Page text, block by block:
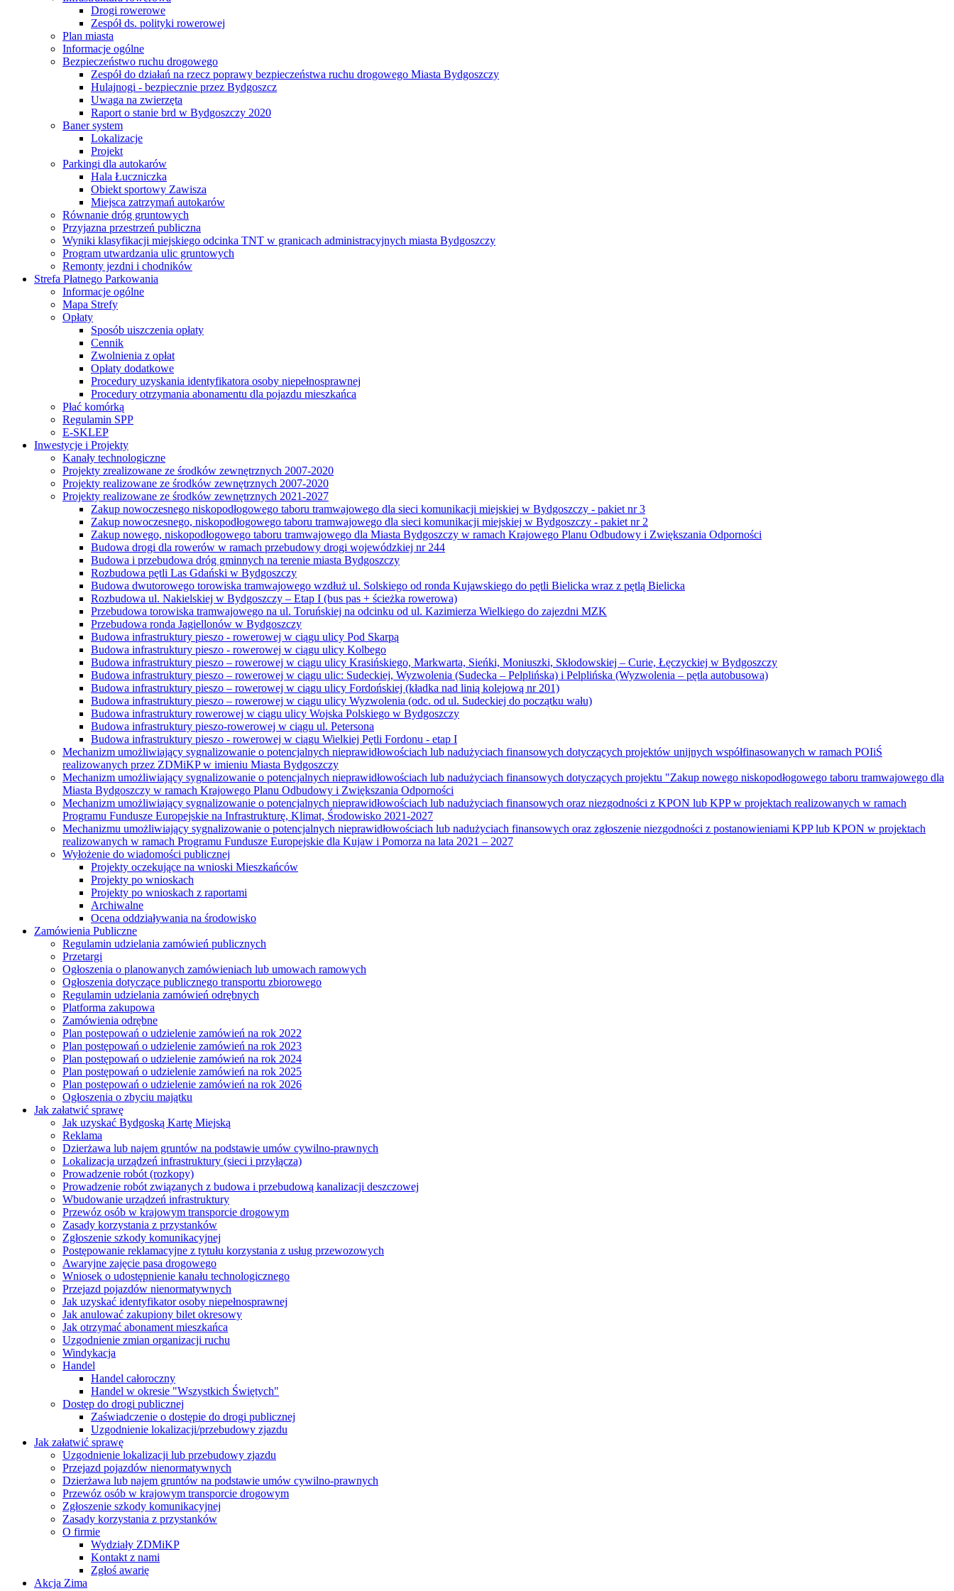
Drogi rowerowe
Zespół ds. polityki rowerowej
Plan miasta
Informacje ogólne
Bezpieczeństwo ruchu drogowego
Zespół do działań na rzecz poprawy bezpieczeństwa ruchu drogowego Miasta Bydgoszczy
Hulajnogi - bezpiecznie przez Bydgoszcz
Uwaga na zwierzęta
Raport o stanie brd w Bydgoszczy 2020
Baner system
Lokalizacje
Projekt
Parkingi dla autokarów
Hala Łuczniczka
Obiekt sportowy Zawisza
Miejsca zatrzymań autokarów
Równanie dróg gruntowych
Przyjazna przestrzeń publiczna
Wyniki klasyfikacji miejskiego odcinka TNT w granicach administracyjnych miasta Bydgoszczy
Program utwardzania ulic gruntowych
Remonty jezdni i chodników
Strefa Płatnego Parkowania
Informacje ogólne
Mapa Strefy
Opłaty
Sposób uiszczenia opłaty
Cennik
Zwolnienia z opłat
Opłaty dodatkowe
Procedury uzyskania identyfikatora osoby niepełnosprawnej
Procedury otrzymania abonamentu dla pojazdu mieszkańca
Płać komórką
Regulamin SPP
E-SKLEP
Inwestycje i Projekty
Kanały technologiczne
Projekty zrealizowane ze środków zewnętrznych 2007-2020
Projekty realizowane ze środków zewnętrznych 2007-2020
Projekty realizowane ze środków zewnętrznych 2021-2027
Zakup nowoczesnego niskopodłogowego taboru tramwajowego dla sieci komunikacji miejskiej w Bydgoszczy - pakiet nr 3
Zakup nowoczesnego, niskopodłogowego taboru tramwajowego dla sieci komunikacji miejskiej w Bydgoszczy - pakiet nr 2
Zakup nowego, niskopodłogowego taboru tramwajowego dla Miasta Bydgoszczy w ramach Krajowego Planu Odbudowy i Zwiększania Odporności
Budowa drogi dla rowerów w ramach przebudowy drogi wojewódzkiej nr 244
Budowa i przebudowa dróg gminnych na terenie miasta Bydgoszczy
Rozbudowa pętli Las Gdański w Bydgoszczy
Budowa dwutorowego torowiska tramwajowego wzdłuż ul. Solskiego od ronda Kujawskiego do pętli Bielicka wraz z pętlą Bielicka
Rozbudowa ul. Nakielskiej w Bydgoszczy – Etap I (bus pas + ścieżka rowerowa)
Przebudowa torowiska tramwajowego na ul. Toruńskiej na odcinku od ul. Kazimierza Wielkiego do zajezdni MZK
Przebudowa ronda Jagiellonów w Bydgoszczy
Budowa infrastruktury pieszo - rowerowej w ciągu ulicy Pod Skarpą
Budowa infrastruktury pieszo - rowerowej w ciągu ulicy Kolbego
Budowa infrastruktury pieszo – rowerowej w ciągu ulicy Krasińskiego, Markwarta, Sieńki, Moniuszki, Skłodowskiej – Curie, Łęczyckiej w Bydgoszczy
Budowa infrastruktury pieszo – rowerowej w ciągu ulic: Sudeckiej, Wyzwolenia (Sudecka – Pelplińska) i Pelplińska (Wyzwolenia – pętla autobusowa)
Budowa infrastruktury pieszo – rowerowej w ciągu ulicy Fordońskiej (kładka nad linią kolejową nr 201)
Budowa infrastruktury pieszo – rowerowej w ciągu ulicy Wyzwolenia (odc. od ul. Sudeckiej do początku wału)
Budowa infrastruktury rowerowej w ciągu ulicy Wojska Polskiego w Bydgoszczy
Budowa infrastruktury pieszo-rowerowej w ciągu ul. Petersona
Budowa infrastruktury pieszo - rowerowej w ciągu Wielkiej Pętli Fordonu - etap I
Mechanizm umożliwiający sygnalizowanie o potencjalnych nieprawidłowościach lub nadużyciach finansowych dotyczących projektów unijnych współfinasowanych w ramach POIiŚ
realizowanych przez ZDMiKP w imieniu Miasta Bydgoszczy
Mechanizm umożliwiający sygnalizowanie o potencjalnych nieprawidłowościach lub nadużyciach finansowych dotyczących projektu "Zakup nowego niskopodłogowego taboru tramwajowego dla
Miasta Bydgoszczy w ramach Krajowego Planu Odbudowy i Zwiększania Odporności
Mechanizm umożliwiający sygnalizowanie o potencjalnych nieprawidłowościach lub nadużyciach finansowych oraz niezgodności z KPON lub KPP w projektach realizowanych w ramach
Programu Fundusze Europejskie na Infrastrukturę, Klimat, Środowisko 2021-2027
Mechanizmu umożliwiający sygnalizowanie o potencjalnych nieprawidłowościach lub nadużyciach finansowych oraz zgłoszenie niezgodności z postanowieniami KPP lub KPON w projektach
realizowanych w ramach Programu Fundusze Europejskie dla Kujaw i Pomorza na lata 2021 – 2027
Wyłożenie do wiadomości publicznej
Projekty oczekujące na wnioski Mieszkańców
Projekty po wnioskach
Projekty po wnioskach z raportami
Archiwalne
Ocena oddziaływania na środowisko
Zamówienia Publiczne
Regulamin udzielania zamówień publicznych
Przetargi
Ogłoszenia o planowanych zamówieniach lub umowach ramowych
Ogłoszenia dotyczące publicznego transportu zbiorowego
Regulamin udzielania zamówień odrębnych
Platforma zakupowa
Zamówienia odrębne
Plan postępowań o udzielenie zamówień na rok 2022
Plan postępowań o udzielenie zamówień na rok 2023
Plan postępowań o udzielenie zamówień na rok 2024
Plan postępowań o udzielenie zamówień na rok 2025
Plan postępowań o udzielenie zamówień na rok 2026
Ogłoszenia o zbyciu majątku
Jak załatwić sprawę
Jak uzyskać Bydgoską Kartę Miejską
Reklama
Dzierżawa lub najem gruntów na podstawie umów cywilno-prawnych
Lokalizacja urządzeń infrastruktury (sieci i przyłącza)
Prowadzenie robót (rozkopy)
Prowadzenie robót związanych z budowa i przebudową kanalizacji deszczowej
Wbudowanie urządzeń infrastruktury
Przewóz osób w krajowym transporcie drogowym
Zasady korzystania z przystanków
Zgłoszenie szkody komunikacyjnej
Postępowanie reklamacyjne z tytułu korzystania z usług przewozowych
Awaryjne zajęcie pasa drogowego
Wniosek o udostępnienie kanału technologicznego
Przejazd pojazdów nienormatywnych
Jak uzyskać identyfikator osoby niepełnosprawnej
Jak anulować zakupiony bilet okresowy
Jak otrzymać abonament mieszkańca
Uzgodnienie zmian organizacji ruchu
Windykacja
Handel
Handel całoroczny
Handel w okresie "Wszystkich Świętych"
Dostęp do drogi publicznej
Zaświadczenie o dostępie do drogi publicznej
Uzgodnienie lokalizacji/przebudowy zjazdu
Jak załatwić sprawę
Uzgodnienie lokalizacji lub przebudowy zjazdu
Przejazd pojazdów nienormatywnych
Dzierżawa lub najem gruntów na podstawie umów cywilno-prawnych
Przewóz osób w krajowym transporcie drogowym
Zgłoszenie szkody komunikacyjnej
Zasady korzystania z przystanków
O firmie
Wydziały ZDMiKP
Kontakt z nami
Zgłoś awarię
Akcja Zima